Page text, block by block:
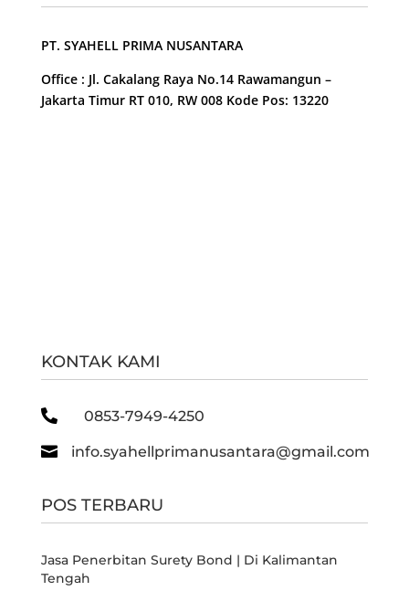
PT. SYAHELL PRIMA NUSANTARA
Office : Jl. Cakalang Raya No.14 Rawamangun –
Jakarta Timur RT 010, RW 008 Kode Pos: 13220
KONTAK KAMI
 0853-7949-4250
 info.syahellprimanusantara@gmail.com
POS TERBARU
Jasa Penerbitan Surety Bond | Di Kalimantan
Tengah